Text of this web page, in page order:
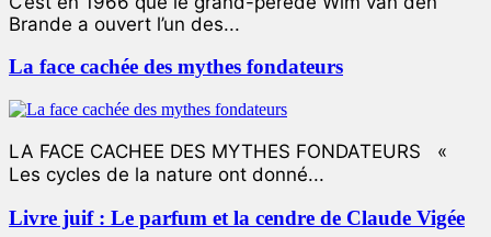
Brande a ouvert l’un des...
La face cachée des mythes fondateurs
LA FACE CACHEE DES MYTHES FONDATEURS «
Les cycles de la nature ont donné...
Livre juif : Le parfum et la cendre de Claude Vigée